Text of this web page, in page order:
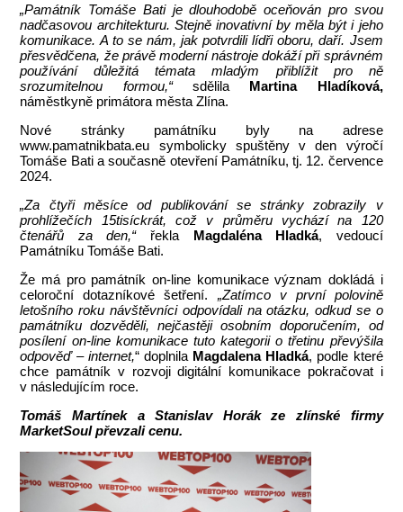
„Památník Tomáše Bati je dlouhodobě oceňován pro svou
nadčasovou architekturu. Stejně inovativní by měla být i jeho
komunikace. A to se nám, jak potvrdili lídři oboru, daří. Jsem
přesvědčena, že právě moderní nástroje dokáží při správném
používání důležitá témata mladým přiblížit pro ně
srozumitelnou formou,“sdělila Martina Hladíková,
náměstkyně primátora města Zlína.
Nové stránky památníku byly na adrese
www.pamatnikbata.eu symbolicky spuštěny v den výročí
Tomáše Bati a současně otevření Památníku, tj. 12. července
2024.
„Za čtyři měsíce od publikování se stránky zobrazily v
prohlížečích 15tisíckrát, což v průměru vychází na 120
čtenářů za den,“řekla Magdaléna Hladká, vedoucí
Památníku Tomáše Bati.
Že má pro památník on-line komunikace význam dokládá i
celoroční dotazníkové šetření. „Zatímco v první polovině
letošního roku návštěvníci odpovídali na otázku, odkud se o
památníku dozvěděli, nejčastěji osobním doporučením, od
posílení on-line komunikace tuto kategorii o třetinu převýšila
odpověď – internet,“ doplnila Magdalena Hladká, podle které
chce památník v rozvoji digitální komunikace pokračovat i
v následujícím roce.
Tomáš Martínek a Stanislav Horák ze zlínské firmy
MarketSoul převzali cenu.